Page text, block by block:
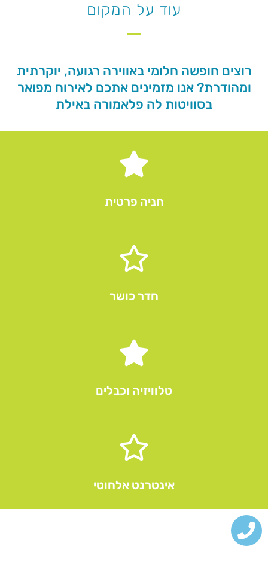
עוד על המקום
רוצים חופשה חלומי באווירה רגועה, יוקרתית
ומהודרת? אנו מזמינים אתכם לאירוח מפואר
בסוויטות לה פלאמורה באילת
חניה פרטית
חדר כושר
טלוויזיה וכבלים​
אינטרנט אלחוטי